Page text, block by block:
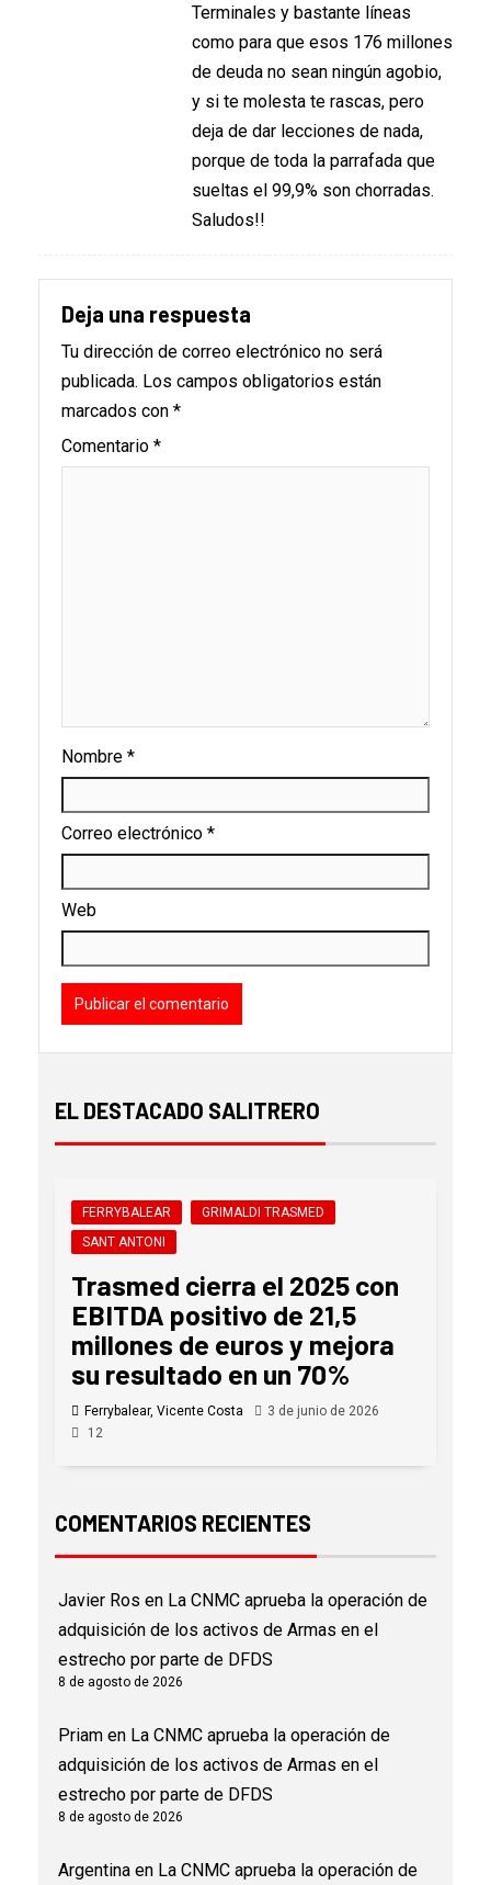
Terminales y bastante líneas
como para que esos 176 millones
de deuda no sean ningún agobio,
y si te molesta te rascas, pero
deja de dar lecciones de nada,
porque de toda la parrafada que
sueltas el 99,9% son chorradas.
Saludos!!
Deja una respuesta
Tu dirección de correo electrónico no será
publicada. Los campos obligatorios están
marcados con *
Comentario *
Nombre *
Correo electrónico *
Web
EL DESTACADO SALITRERO
FERRYBALEAR
GRIMALDI TRASMED
SANT ANTONI
Trasmed cierra el 2025 con
EBITDA positivo de 21,5
millones de euros y mejora
su resultado en un 70%
Ferrybalear, Vicente Costa
3 de junio de 2026
12
COMENTARIOS RECIENTES
Javier Ros en La CNMC aprueba la operación de
adquisición de los activos de Armas en el
estrecho por parte de DFDS
8 de agosto de 2026
Priam en La CNMC aprueba la operación de
adquisición de los activos de Armas en el
estrecho por parte de DFDS
8 de agosto de 2026
Argentina en La CNMC aprueba la operación de